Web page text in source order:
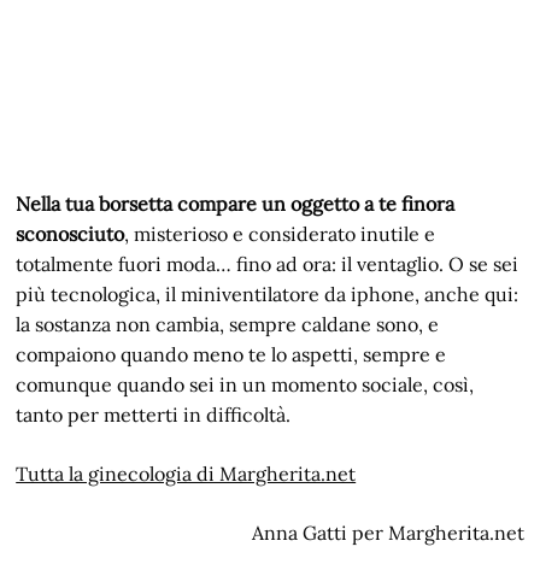
Nella tua borsetta compare un oggetto a te finora
sconosciuto, misterioso e considerato inutile e
totalmente fuori moda… fino ad ora: il ventaglio. O se sei
più tecnologica, il miniventilatore da iphone, anche qui:
la sostanza non cambia, sempre caldane sono, e
compaiono quando meno te lo aspetti, sempre e
comunque quando sei in un momento sociale, così,
tanto per metterti in difficoltà.
Tutta la ginecologia di Margherita.net
Anna Gatti per Margherita.net